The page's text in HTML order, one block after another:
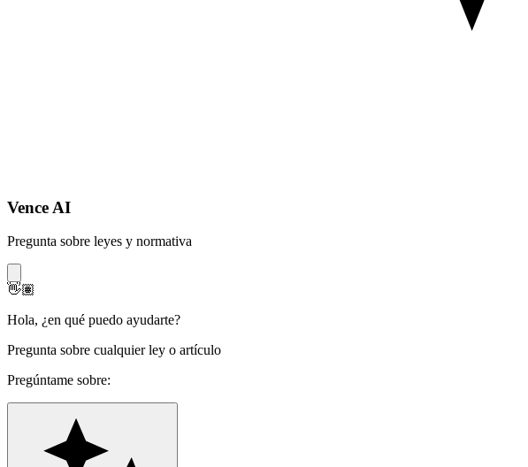
Vence AI
Pregunta sobre leyes y normativa
👋🏽
Hola, ¿en qué puedo ayudarte?
Pregunta sobre cualquier ley o artículo
Pregúntame sobre: